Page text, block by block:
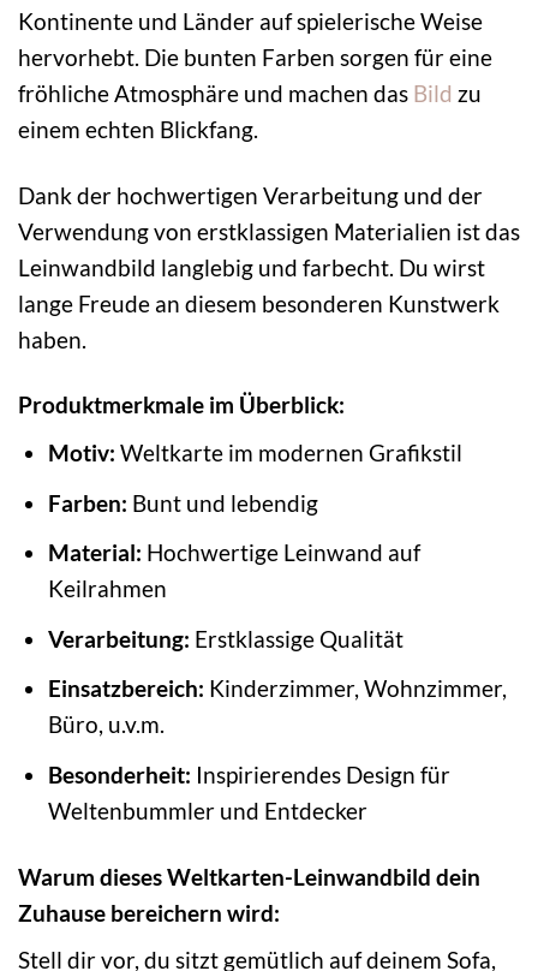
Kontinente und Länder auf spielerische Weise
hervorhebt. Die bunten Farben sorgen für eine
fröhliche Atmosphäre und machen das Bild zu
einem echten Blickfang.
Dank der hochwertigen Verarbeitung und der
Verwendung von erstklassigen Materialien ist das
Leinwandbild langlebig und farbecht. Du wirst
lange Freude an diesem besonderen Kunstwerk
haben.
Produktmerkmale im Überblick:
Motiv: Weltkarte im modernen Grafikstil
Farben: Bunt und lebendig
Material: Hochwertige Leinwand auf
Keilrahmen
Verarbeitung: Erstklassige Qualität
Einsatzbereich: Kinderzimmer, Wohnzimmer,
Büro, u.v.m.
Besonderheit: Inspirierendes Design für
Weltenbummler und Entdecker
Warum dieses Weltkarten-Leinwandbild dein
Zuhause bereichern wird:
Stell dir vor, du sitzt gemütlich auf deinem Sofa,